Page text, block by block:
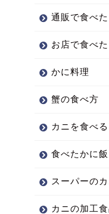
通販で食べ
お店で食べ
かに料理
蟹の食べ方
カニを食べ
食べたかに飯
スーパーの
カニの加工